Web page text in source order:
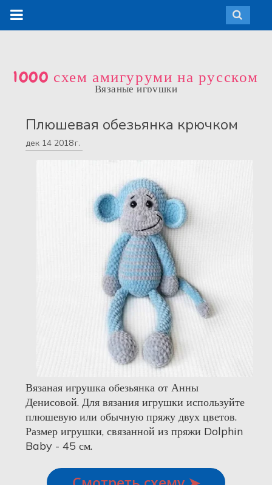
1000 схем амигуруми на русском
Вязаные игрушки
Плюшевая обезьянка крючком
дек 14 2018 г.
Вязаная игрушка обезьянка от Анны
Денисовой. Для вязания игрушки используйте
плюшевую или обычную пряжу двух цветов.
Размер игрушки, связанной из пряжи Dolphin
Baby - 45 см.